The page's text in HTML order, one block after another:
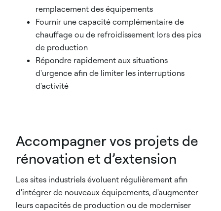
remplacement des équipements
Fournir une capacité complémentaire de
chauffage ou de refroidissement lors des pics
de production
Répondre rapidement aux situations
d'urgence afin de limiter les interruptions
d'activité
Accompagner vos projets de
rénovation et d’extension
Les sites industriels évoluent régulièrement afin
d'intégrer de nouveaux équipements, d'augmenter
leurs capacités de production ou de moderniser